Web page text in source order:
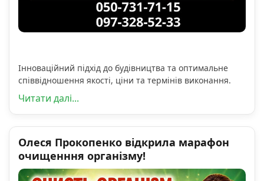
Інноваційний підхід до будівництва та оптимальне
співвідношення якості, ціни та термінів виконання.
Читати далі...
Олеся Прокопенко відкрила марафон
очищенння організму!